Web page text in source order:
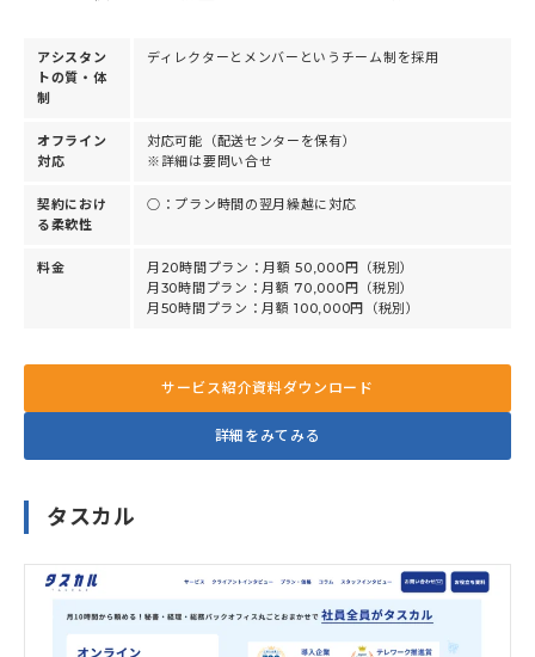
アシスタン
トの質・体
制
ディレクターとメンバーというチーム制を採用
オフライン
対応
対応可能（配送センターを保有）
※詳細は要問い合せ
契約におけ
る柔軟性
○：プラン時間の翌月繰越に対応
料金
月20時間プラン：月額 50,000円（税別）
月30時間プラン：月額 70,000円（税別）
月50時間プラン：月額 100,000円（税別）
サービス紹介資料ダウンロード
詳細をみてみる
タスカル